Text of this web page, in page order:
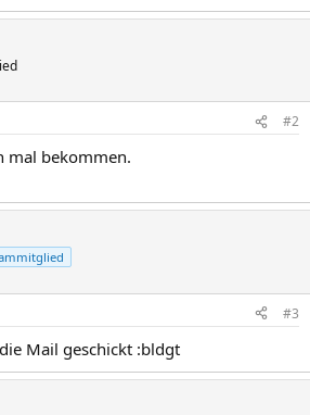
#2
mal bekommen.
#3
Mail geschickt :bldgt